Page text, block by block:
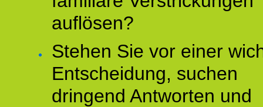
auflösen?
Stehen Sie vor einer
Entscheidung, suchen
dringend Antworten und